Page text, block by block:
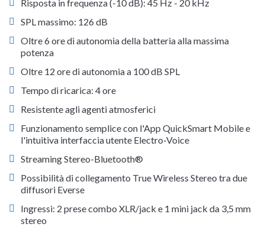
Risposta in frequenza (-10 dB): 45 Hz - 20 kHz
SPL massimo: 126 dB
Oltre 6 ore di autonomia della batteria alla massima
potenza
Oltre 12 ore di autonomia a 100 dB SPL
Tempo di ricarica: 4 ore
Resistente agli agenti atmosferici
Funzionamento semplice con l'App QuickSmart Mobile e
l'intuitiva interfaccia utente Electro-Voice
Streaming Stereo-Bluetooth®
Possibilità di collegamento True Wireless Stereo tra due
diffusori Everse
Ingressi: 2 prese combo XLR/jack e 1 mini jack da 3,5 mm
stereo